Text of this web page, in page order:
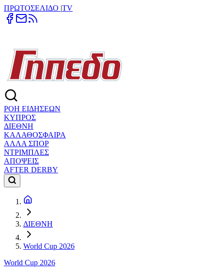
ΠΡΩΤΟΣΕΛΙΔΟ |TV
ΡΟΗ ΕΙΔΗΣΕΩΝ
ΚΥΠΡΟΣ
ΔΙΕΘΝΗ
ΚΑΛΑΘΟΣΦΑΙΡΑ
ΑΛΛΑ ΣΠΟΡ
ΝΤΡΙΜΠΛΕΣ
ΑΠΟΨΕΙΣ
AFTER DERBY
ΔΙΕΘΝΗ
World Cup 2026
World Cup 2026